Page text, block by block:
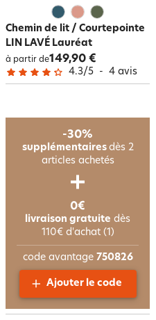
Chemin de lit / Courtepointe
LIN LAVÉ Lauréat
à partir de149,90 €
4.3/5 - 4 avis
-30%
supplémentaires dès 2
articles achetés
0€
livraison gratuite dès
110€ d'achat (1)
code avantage 750826
Ajouter le code